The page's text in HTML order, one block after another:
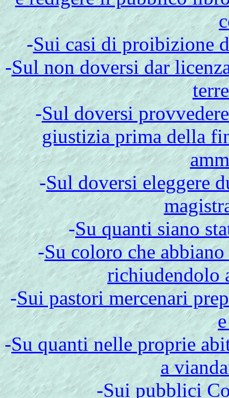
-Sui casi di proibizione
-Sul non doversi dar
-Sul doversi
giustizia prima della
-Sul doversi eleggere
-Su quanti siano
-Su coloro che
richiudendolo
-Sui pastori mercenari
-Su quanti nelle proprie
a
-Sui pubblici